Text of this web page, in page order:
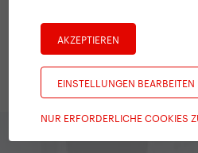
AKZEPTIEREN
EINSTELLUNGEN BEARBEITEN
NUR ERFORDERLICHE COOKIES
Fahrrad, Laufen oder
20. 4. 2020 | Vendula Kosíková